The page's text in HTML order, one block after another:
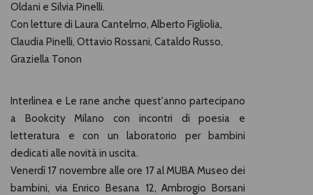
Oldani e Silvia Pinelli.
Con letture di Laura Cantelmo, Alberto Figliolia,
Claudia Pinelli, Ottavio Rossani, Cataldo Russo,
Graziella Tonon
Interlinea e Le rane anche quest'anno partecipano
a Bookcity Milano con incontri di poesia e
letteratura e con un laboratorio per bambini
dedicati alle novità in uscita.
Venerdì 17 novembre alle ore 17 al MUBA Museo dei
bambini, via Enrico Besana 12, Ambrogio Borsani